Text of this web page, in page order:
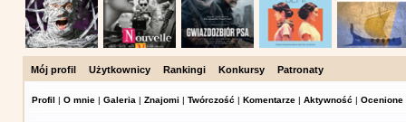
Mój profil Użytkownicy Rankingi Konkursy Patronaty
Profil | O mnie | Galeria | Znajomi | Twórczość | Komentarze | Aktywność | Ocenione